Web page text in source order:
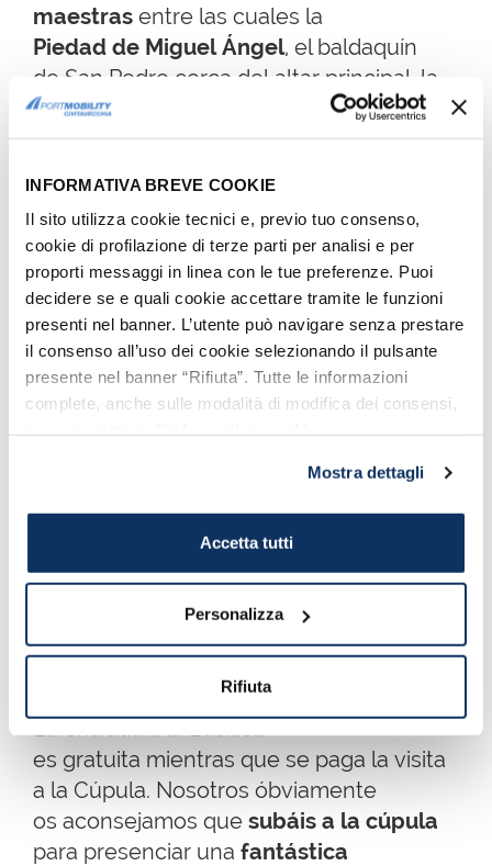
INFORMATIVA BREVE COOKIE
Il sito utilizza cookie tecnici e, previo tuo consenso,
cookie di profilazione di terze parti per analisi e per
proporti messaggi in linea con le tue preferenze. Puoi
decidere se e quali cookie accettare tramite le funzioni
presenti nel banner. L’utente può navigare senza prestare
il consenso all’uso dei cookie selezionando il pulsante
presente nel banner “Rifiuta”. Tutte le informazioni
complete, anche sulle modalità di modifica dei consensi,
Mostra dettagli
Accetta tutti
Personalizza
Rifiuta
maestras entre las cuales la
Piedad de Miguel Ángel, el baldaquín
de San Pedro cerca del altar principal, la
estatua de bronce de San Pedro, la
Tumba de León XI,elmonumento a Pío
niveles inferiores en los que se encuentra
laTumba de Pablo II,
las salas octagonales, los órganos y
muchísimas más estatuas de
mármol de santos y personajes ilustres.
Max_Ryazanov, Wikipedia CC BY-SA 3.0
La entrada a la Basílica
es gratuita mientras que se paga la visita
a la Cúpula. Nosotros óbviamente
os aconsejamos que subáis a la cúpula
para presenciar una fantástica